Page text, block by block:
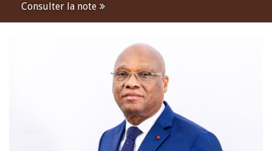
Consulter la note